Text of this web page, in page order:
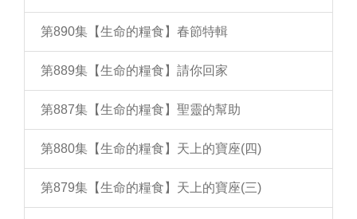
第890集【生命的糧食】春節特輯
第889集【生命的糧食】請你回家
第887集【生命的糧食】聖靈的幫助
第880集【生命的糧食】天上的寶座(四)
第879集【生命的糧食】天上的寶座(三)